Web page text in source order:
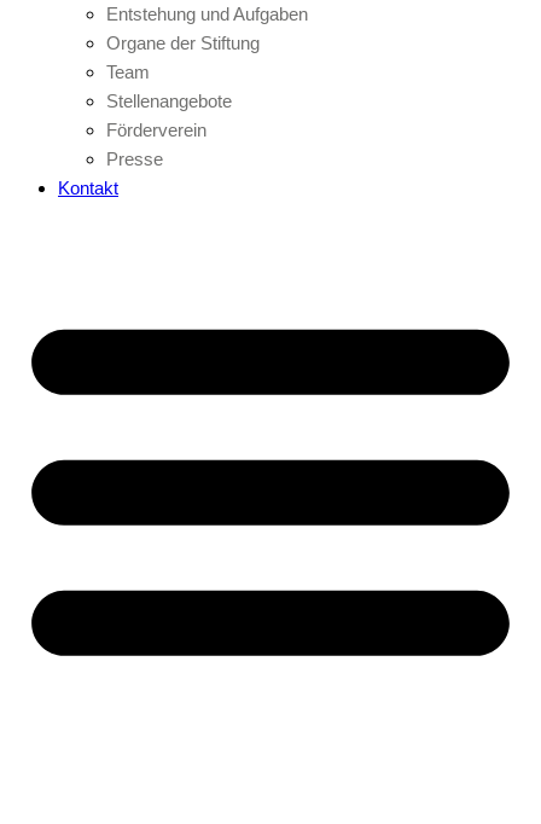
Entstehung und Aufgaben
Organe der Stiftung
Team
Stellenangebote
Förderverein
Presse
Kontakt